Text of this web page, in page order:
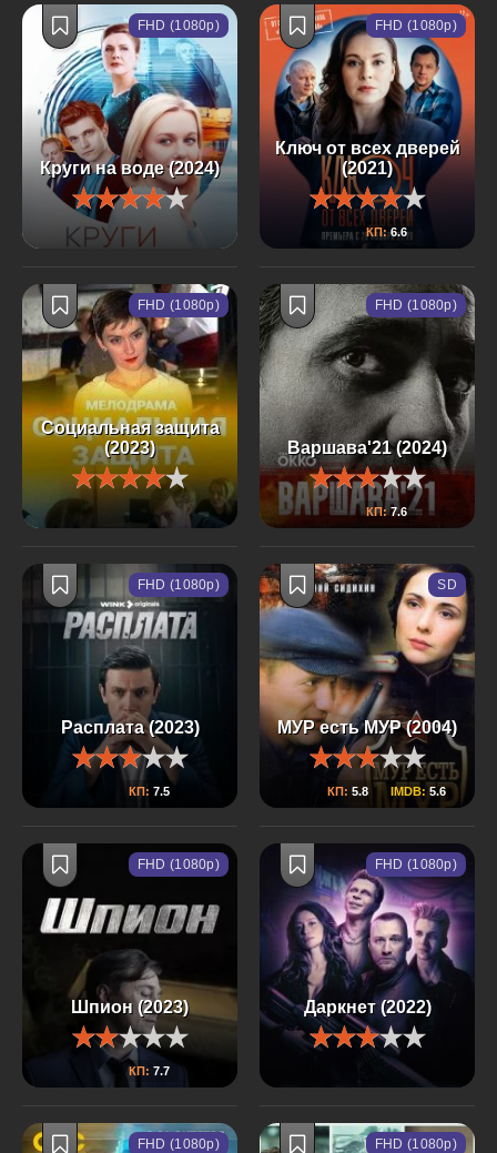
Круги на воде (2024)
FHD (1080p)
Ключ от всех дверей
(2021)
КП:6.6
FHD (1080p)
Социальная защита
(2023)
FHD (1080p)
Варшава'21 (2024)
КП:7.6
FHD (1080p)
Расплата (2023)
КП: 7.5
FHD (1080p)
МУР есть МУР (2004)
КП: 5.8 IMDB: 5.6
SD
Шпион (2023)
КП: 7.7
FHD (1080p)
Даркнет (2022)
FHD (1080p)
FHD (1080p) FHD (1080p)